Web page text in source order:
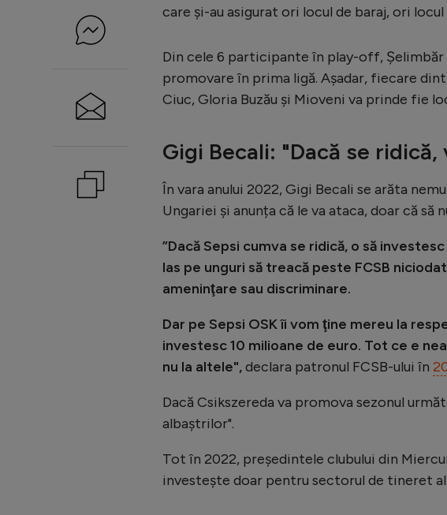
care și-au asigurat ori locul de baraj, ori
Din cele 6 participante în play-off, Șelimbăr
promovare în prima ligă. Așadar, fiecare
Ciuc, Gloria Buzău și Mioveni va prinde fie
Gigi Becali: "Dacă se
În vara anului 2022, Gigi Becali se arăta
Ungariei și anunța că le va ataca, doar că să
”Dacă Sepsi cumva se ridică, o să
las pe unguri să treacă peste FCSB
ameninţare sau discriminare.
Dar pe Sepsi OSK îi vom ţine mereu la
investesc 10 milioane de euro. Tot ce e
nu la altele",declara patronul FCSB-ului în
Dacă Csikszereda va promova sezonul
albaștrilor".
Tot în 2022, președintele clubului din
investește doar pentru sectorul de tineret al